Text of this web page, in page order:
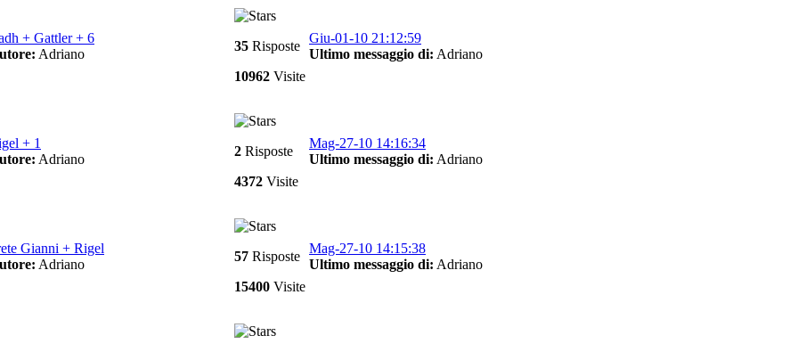
+ Gattler + 6
Adriano
35 Risposte
10962 Visite
Giu-01-10 21:12:59
Ultimo messaggio di: Adriano
+ 1
Adriano
2 Risposte
4372 Visite
Mag-27-10 14:16:34
Ultimo messaggio di: Adriano
Gianni + Rigel
Adriano
57 Risposte
15400 Visite
Mag-27-10 14:15:38
Ultimo messaggio di: Adriano